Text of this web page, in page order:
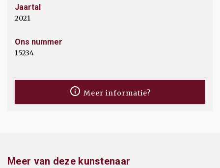
Jaartal
2021
Ons nummer
15234
Meer informatie?
Meer van deze kunstenaar